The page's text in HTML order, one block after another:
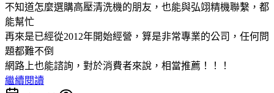
不知道怎麼選購高壓清洗機的朋友，也能與弘翊精機聯繫，都
能幫忙
再來是已經從2012年開始經營，算是非常專業的公司，任何問
題都難不倒
網路上也能諮詢，對於消費者來說，相當推薦！！！
繼續閱讀